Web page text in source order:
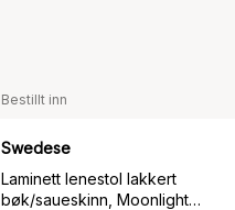
Bestillt inn
Swedese
Laminett lenestol lakkert
bøk/saueskinn, Moonlight